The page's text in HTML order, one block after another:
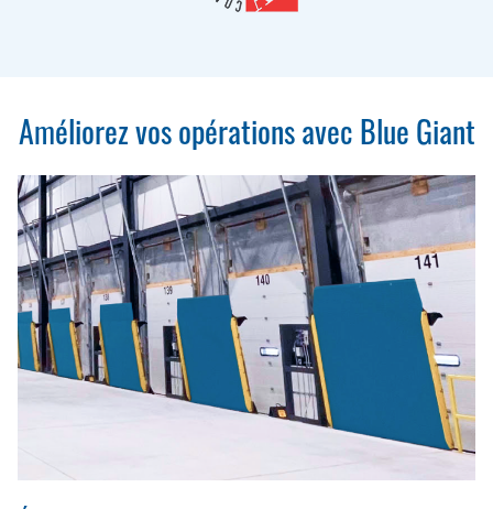
Améliorez vos opérations avec Blue Giant